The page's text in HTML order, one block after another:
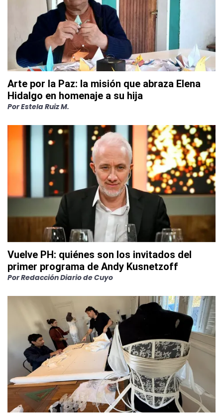
Arte por la Paz: la misión que abraza Elena
Hidalgo en homenaje a su hija
PorEstela Ruiz M.
Vuelve PH: quiénes son los invitados del
primer programa de Andy Kusnetzoff
PorRedacción Diario de Cuyo